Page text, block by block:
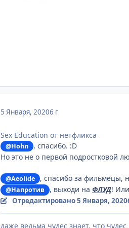
5 Января, 20206 г
Sex Education от нетфликса
@Hohn
, спасибо. :D
Но это не о первой подростковой
@Aeolide , спасибо за фильмецы,
@Напротив , выходи наФЛУД!
Отредактировано5 Января, 2020
даже ведьма чудес знает, что